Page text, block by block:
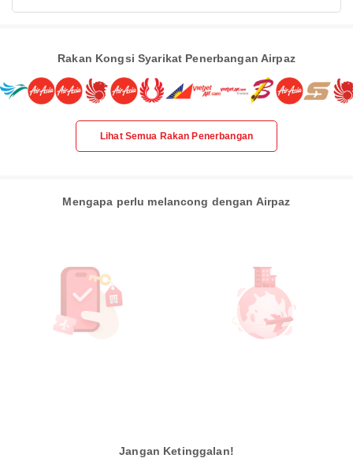
Rakan Kongsi Syarikat Penerbangan Airpaz
Lihat Semua Rakan Penerbangan
Mengapa perlu melancong dengan Airpaz
Jangan Ketinggalan!